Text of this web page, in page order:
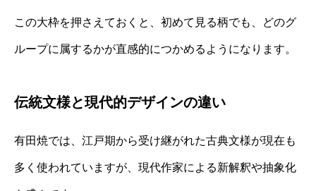
この大枠を押さえておくと、初めて見る柄でも、どのグ
ループに属するかが直感的につかめるようになります。
伝統文様と現代的デザインの違い
有田焼では、江戸期から受け継がれた古典文様が現在も
多く使われていますが、現代作家による新解釈や抽象化